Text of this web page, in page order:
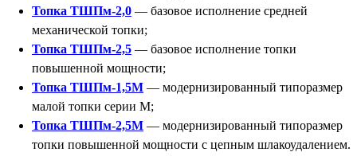
Топка ТШПм-2,0 — базовое исполнение средней
механической топки;
Топка ТШПм-2,5 — базовое исполнение топки
повышенной мощности;
Топка ТШПм-1,5М — модернизированный типоразмер
малой топки серии М;
Топка ТШПм-2,5М — модернизированный типоразмер
топки повышенной мощности с цепным шлакоудалением.